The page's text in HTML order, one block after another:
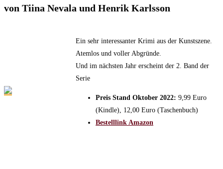
von Tiina Nevala und Henrik Karlsson
Ein sehr interessanter Krimi aus der Kunstszene.
Atemlos und voller Abgründe.
Und im nächsten Jahr erscheint der 2. Band der
Serie
Preis Stand Oktober 2022: 9,99 Euro
(Kindle), 12,00 Euro (Taschenbuch)
Bestelllink Amazon